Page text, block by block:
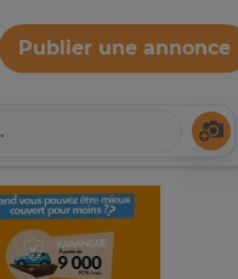
Publier une annonce